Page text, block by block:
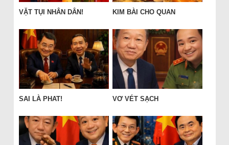
VẶT TỤI NHÂN DÂN! KIM BÀI CHO QUAN
SAI LÀ PHAT! VƠ VÉT SẠCH